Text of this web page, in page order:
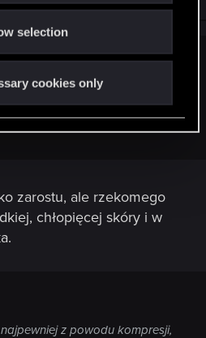
selection
cookies only
całkiem ogolony. Ma co
zarostu, ale rzekomego
chłopięcej skóry i w
z powodu kompresji,